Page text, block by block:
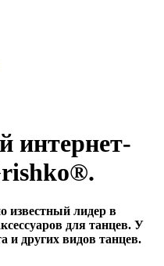
интернет-
лидер в
для танцев. У
и других видов танцев.